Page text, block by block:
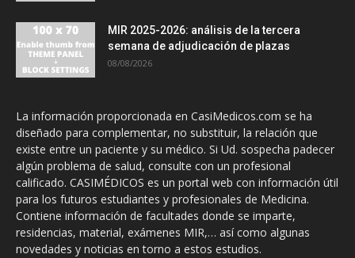
MIR 2025-2026: análisis de la tercera
semana de adjudicación de plazas
08/08/2026
La información proporcionada en CasiMedicos.com se ha
diseñado para complementar, no substituir, la relación que
existe entre un paciente y su médico. Si Ud. sospecha padecer
algún problema de salud, consulte con un profesional
calificado. CASIMÉDICOS es un portal web con información útil
para los futuros estudiantes y profesionales de Medicina.
Contiene información de facultades donde se imparte,
residencias, material, exámenes MIR,… así como algunas
novedades y noticias en torno a estos estudios.